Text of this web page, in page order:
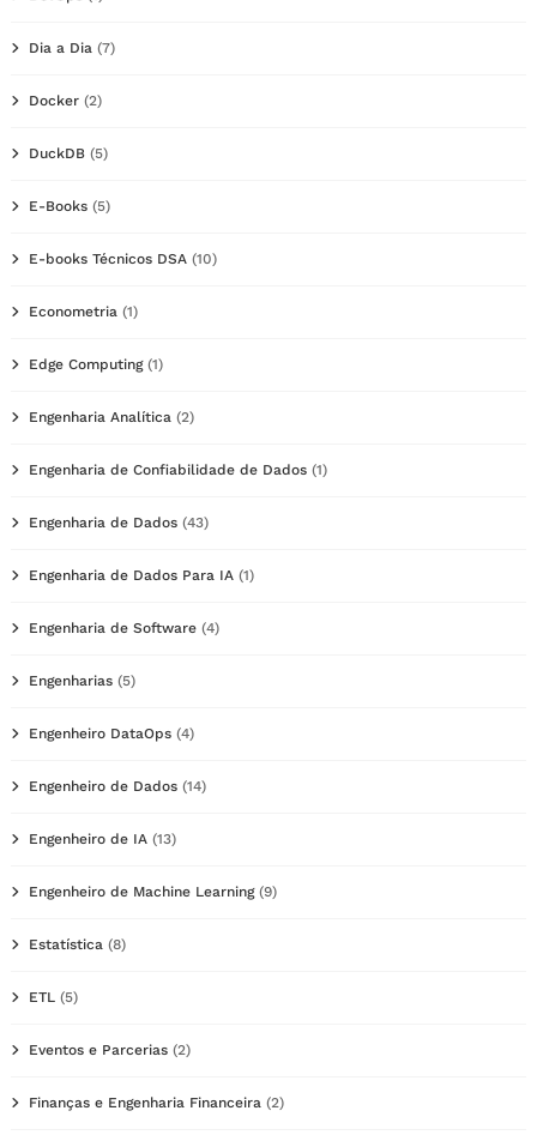
Dia a Dia (7)
Docker (2)
DuckDB (5)
E-Books (5)
E-books Técnicos DSA (10)
Econometria (1)
Edge Computing(1)
Engenharia Analítica (2)
Engenharia de Confiabilidade de Dados (1)
Engenharia de Dados (43)
Engenharia de Dados Para IA (1)
Engenharia de Software (4)
Engenharias (5)
Engenheiro DataOps (4)
Engenheiro de Dados (14)
Engenheiro de IA (13)
Engenheiro de Machine Learning(9)
Estatística (8)
ETL (5)
Eventos e Parcerias (2)
Finanças e Engenharia Financeira (2)